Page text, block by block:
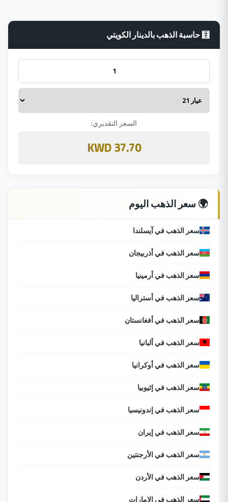
🧮 حاسبة الذهب بالدينار الكويتي
السعر التقديري:
37.70 KWD
🌍 سعر الذهب اليوم
سعر الذهب في آيسلندا
سعر الذهب في أذربيجان
سعر الذهب في أرمينيا
سعر الذهب في أستراليا
سعر الذهب في أفغانستان
سعر الذهب في ألبانيا
سعر الذهب في أوكرانيا
سعر الذهب في إثيوبيا
سعر الذهب في إندونيسيا
سعر الذهب في إيران
سعر الذهب في الأرجنتين
سعر الذهب في الأردن
سعر الذهب في الإمارات